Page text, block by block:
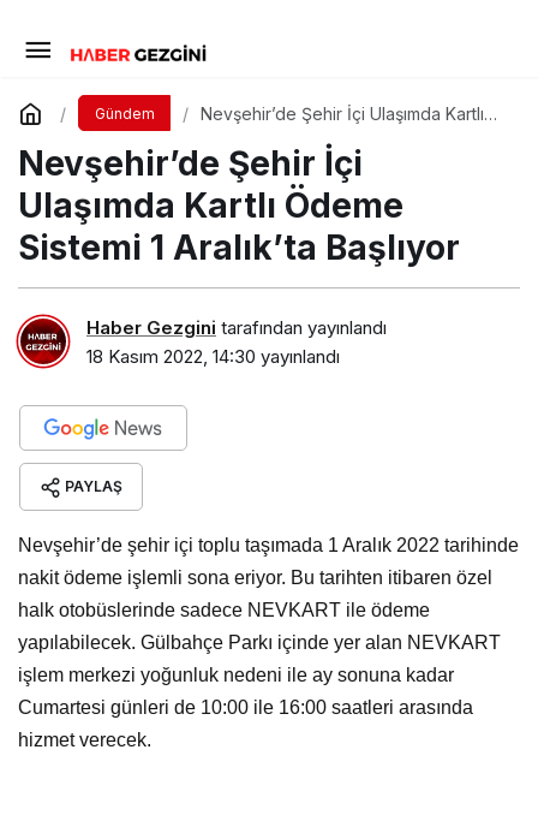
Gündem
Nevşehir’de Şehir İçi Ulaşımda Kartlı
Nevşehir’de Şehir İçi
Ulaşımda Kartlı Ödeme
Sistemi 1 Aralık’ta Başlıyor
Haber Gezgini tarafından yayınlandı
18 Kasım 2022, 14:30 yayınlandı
PAYLAŞ
Nevşehir’de şehir içi toplu taşımada 1 Aralık 2022 tarihinde
nakit ödeme işlemli sona eriyor. Bu tarihten itibaren özel
halk otobüslerinde sadece NEVKART ile ödeme
yapılabilecek. Gülbahçe Parkı içinde yer alan NEVKART
işlem merkezi yoğunluk nedeni ile ay sonuna kadar
Cumartesi günleri de 10:00 ile 16:00 saatleri arasında
hizmet verecek.